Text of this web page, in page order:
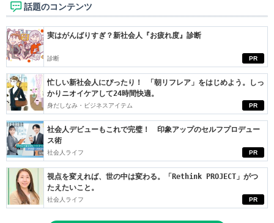
話題のコンテンツ
PR
実はがんばりすぎ？新社会人『お疲れ度』診断
診断
PR
忙しい新社会人にぴったり！ 「朝リフレア」をはじめよう。しっ
かりニオイケアして24時間快適。
身だしなみ・ビジネスアイテム
PR
社会人デビューもこれで完璧！ 印象アップのセルフプロデュー
ス術
社会人ライフ
PR
視点を変えれば、世の中は変わる。「Rethink PROJECT」がつ
たえたいこと。
社会人ライフ